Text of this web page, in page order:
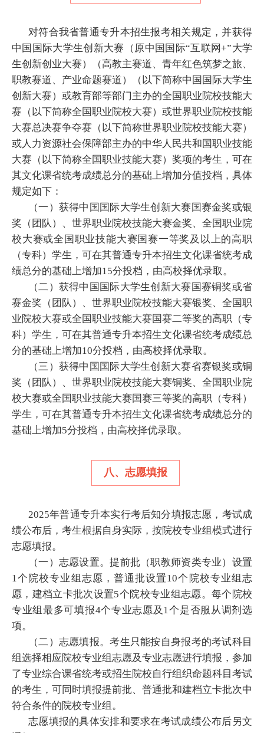
对符合我省普通专升本招生报考相关规定，并获得
中国国际大学生创新大赛（原中国国际“互联网+”大学
生创新创业大赛）（高教主赛道、青年红色筑梦之旅、
职教赛道、产业命题赛道）（以下简称中国国际大学生
创新大赛）或教育部等部门主办的全国职业院校技能大
赛（以下简称全国职业院校大赛）或世界职业院校技能
大赛总决赛争夺赛（以下简称世界职业院校技能大赛）
或人力资源社会保障部主办的中华人民共和国职业技能
大赛（以下简称全国职业技能大赛）奖项的考生，可在
其文化课省统考成绩总分的基础上增加分值投档，具体
规定如下：
（一）获得中国国际大学生创新大赛国赛金奖或银
奖（团队）、世界职业院校技能大赛金奖、全国职业院
校大赛或全国职业技能大赛国赛一等奖及以上的高职
（专科）学生，可在其普通专升本招生文化课省统考成
绩总分的基础上增加15分投档，由高校择优录取。
（二）获得中国国际大学生创新大赛国赛铜奖或省
赛金奖（团队）、世界职业院校技能大赛银奖、全国职
业院校大赛或全国职业技能大赛国赛二等奖的高职（专
科）学生，可在其普通专升本招生文化课省统考成绩总
分的基础上增加10分投档，由高校择优录取。
（三）获得中国国际大学生创新大赛省赛银奖或铜
奖（团队）、世界职业院校技能大赛铜奖、全国职业院
校大赛或全国职业技能大赛国赛三等奖的高职（专科）
学生，可在其普通专升本招生文化课省统考成绩总分的
基础上增加5分投档，由高校择优录取。
八、志愿填报
2025年普通专升本实行考后知分填报志愿，考试成
绩公布后，考生根据自身实际，按院校专业组模式进行
志愿填报。
（一）志愿设置。提前批（职教师资类专业）设置
1个院校专业组志愿，普通批设置10个院校专业组志
愿，建档立卡批次设置5个院校专业组志愿。每个院校
专业组最多可填报4个专业志愿及1个是否服从调剂选
项。
（二）志愿填报。考生只能按自身报考的考试科目
组选择相应院校专业组志愿及专业志愿进行填报，参加
了专业综合课省统考或招生院校自行组织命题科目考试
的考生，可同时填报提前批、普通批和建档立卡批次中
符合条件的院校专业组。
志愿填报的具体安排和要求在考试成绩公布后另文